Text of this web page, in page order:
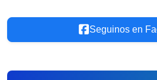
Seguinos en